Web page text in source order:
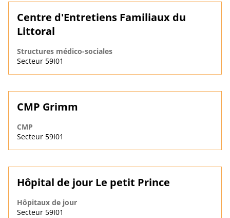
Centre d'Entretiens Familiaux du
Littoral
Structures médico-sociales
Secteur 59I01
CMP Grimm
CMP
Secteur 59I01
Hôpital de jour Le petit Prince
Hôpitaux de jour
Secteur 59I01